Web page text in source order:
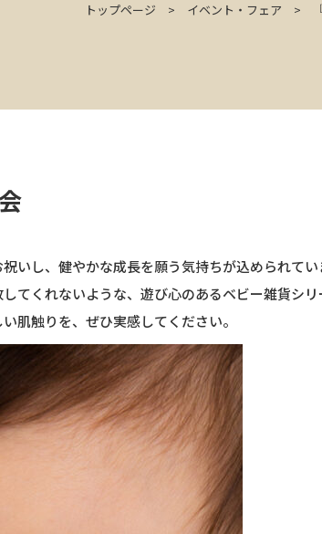
トップページ イベント・フェア
いし、健やかな成長を願う気持ちが込められてい
くれないような、遊び心のあるベビー雑貨シリ
肌触りを、ぜひ実感してください。